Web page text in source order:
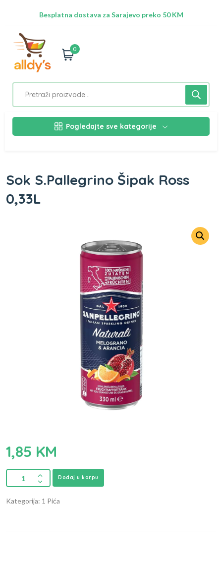
Besplatna dostava za Sarajevo preko 50 KM
0
Pogledajte sve kategorije
Sok S.Pallegrino Šipak Ross
0,33L
1,85 KM
Dodaj u korpu
Kategorija: 1 Pića